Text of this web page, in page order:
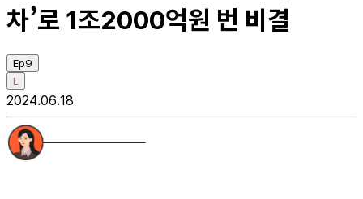
차’로 1조2000억원 번 비결
Ep9
L
2024.06.18